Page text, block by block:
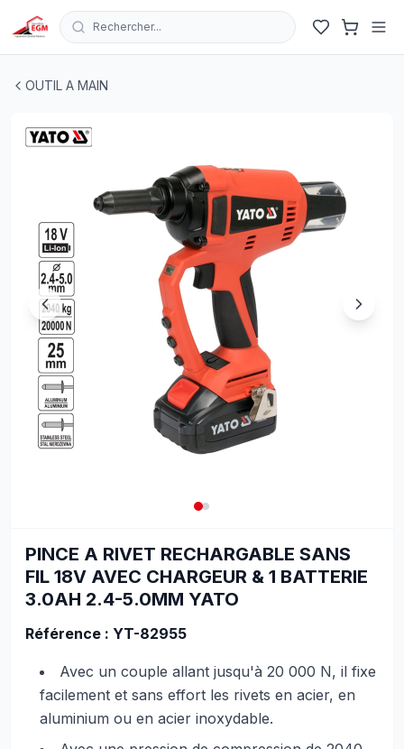
Rechercher...
OUTIL A MAIN
PINCE A RIVET RECHARGABLE SANS
FIL 18V AVEC CHARGEUR & 1 BATTERIE
3.0AH 2.4-5.0MM YATO
Référence : YT-82955
Avec un couple allant jusqu'à 20 000 N, il fixe
facilement et sans effort les rivets en acier, en
aluminium ou en acier inoxydable.